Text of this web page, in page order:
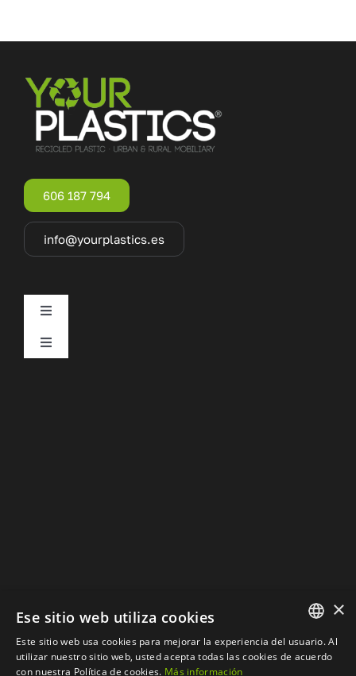
606 187 794
info@yourplastics.es
Toggle
Navigation
Aviso Legal
Toggle
SPANISH
×
Ese sitio web utiliza cookies
Este sitio web usa cookies para mejorar la experiencia del usuario. Al
utilizar nuestro sitio web, usted acepta todas las cookies de acuerdo
con nuestra Política de cookies. Más información